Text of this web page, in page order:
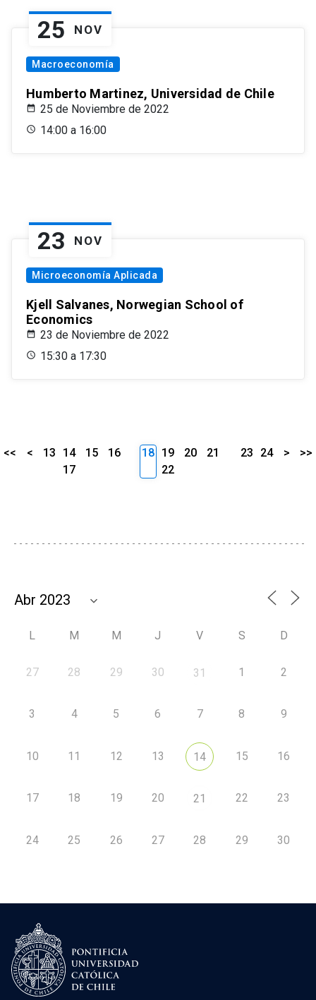
25 NOV
Macroeconomía
Humberto Martinez, Universidad de Chile
25 de Noviembre de 2022
14:00 a 16:00
23 NOV
Microeconomía Aplicada
Kjell Salvanes, Norwegian School of
Economics
23 de Noviembre de 2022
15:30 a 17:30
<< < 13 14 15
16
17
18 19 20
21
22
23 24 > >>
L M M J V S D
27 28 29 30 31 1 2
3 4 5 6 7 8 9
10 11 12 13 14 15 16
17 18 19 20 21 22 23
24 25 26 27 28 29 30